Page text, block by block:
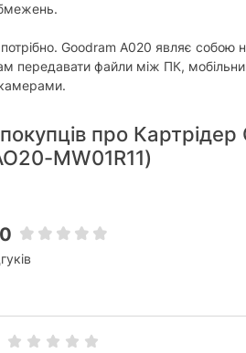
Goodram A020 являє собою
передавати файли між ПК,
покупців про
MW01R11)